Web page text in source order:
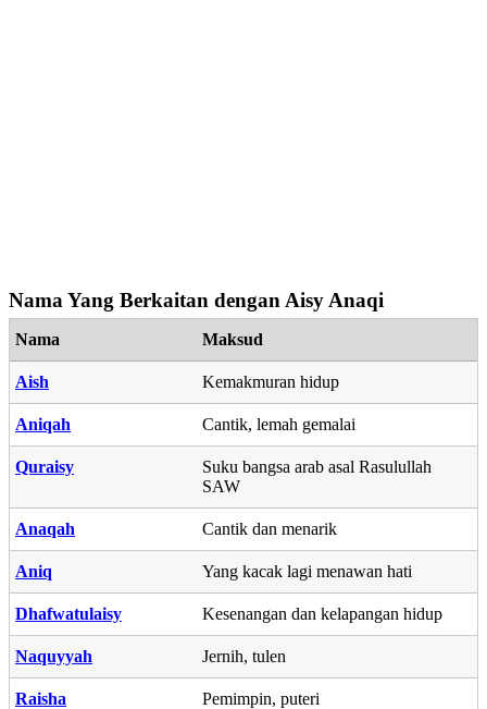
Nama Yang Berkaitan dengan Aisy Anaqi
Nama Maksud
Aish Kemakmuran hidup
Aniqah Cantik, lemah gemalai
Quraisy
Suku bangsa arab asal Rasulullah
SAW
Anaqah Cantik dan menarik
Aniq Yang kacak lagi menawan hati
Dhafwatulaisy Kesenangan dan kelapangan hidup
Naquyyah Jernih, tulen
Raisha Pemimpin, puteri